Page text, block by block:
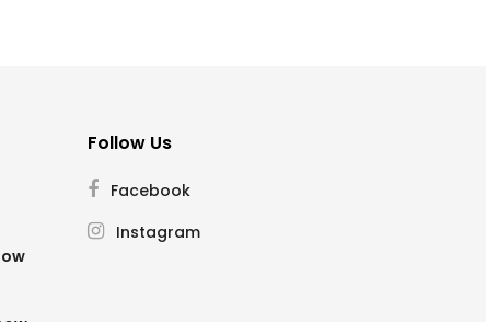
Follow Us
Facebook
Instagram